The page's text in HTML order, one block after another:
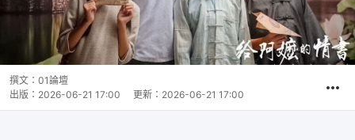
撰文： 01論壇
出版： 2026-06-21 17:00 更新： 2026-06-21 17:00